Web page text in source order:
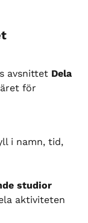
avsnittet Dela
för
i namn, tid,
studior
aktiviteten